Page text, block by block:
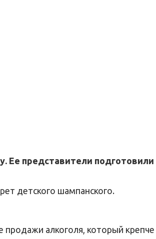
Ее представители
детского шампанского.
алкоголя, который